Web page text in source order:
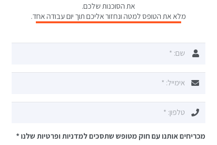
את הסוכנות שלכם.
מלא את הטופס למטה ונחזור אליכם תוך יום עבודה אחד.
מכריחים אותנו עם חוק מטופש שתסכים למדניות ופרטיות שלנו*